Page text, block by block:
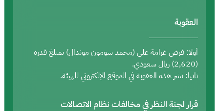
العقوبة
أولا: فرض غرامة على (محمد سومون موندال) بمبلغ قدره
(2,620) ريال سعودي.
ثانيا: نشر هذه العقوبة في الموقع الإلكتروني للهيئة.
قرار لجنة النظر في مخالفات نظام الاتصالات